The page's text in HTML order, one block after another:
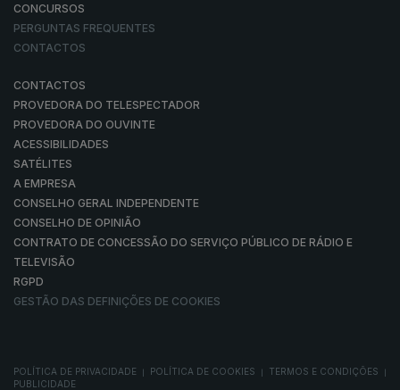
CONCURSOS
PERGUNTAS FREQUENTES
CONTACTOS
CONTACTOS
PROVEDORA DO TELESPECTADOR
PROVEDORA DO OUVINTE
ACESSIBILIDADES
SATÉLITES
A EMPRESA
CONSELHO GERAL INDEPENDENTE
CONSELHO DE OPINIÃO
CONTRATO DE CONCESSÃO DO SERVIÇO PÚBLICO DE RÁDIO E
TELEVISÃO
RGPD
GESTÃO DAS DEFINIÇÕES DE COOKIES
POLÍTICA DE PRIVACIDADE POLÍTICA DE COOKIES TERMOS E CONDIÇÕES
PUBLICIDADE